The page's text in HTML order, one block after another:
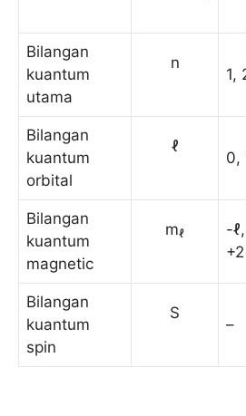
Bilangan
kuantum
utama
n
1,
Bilangan
kuantum
orbital
ℓ
0,
Bilangan
kuantum
magnetic
mℓ
-
Bilangan
kuantum
spin
S
–